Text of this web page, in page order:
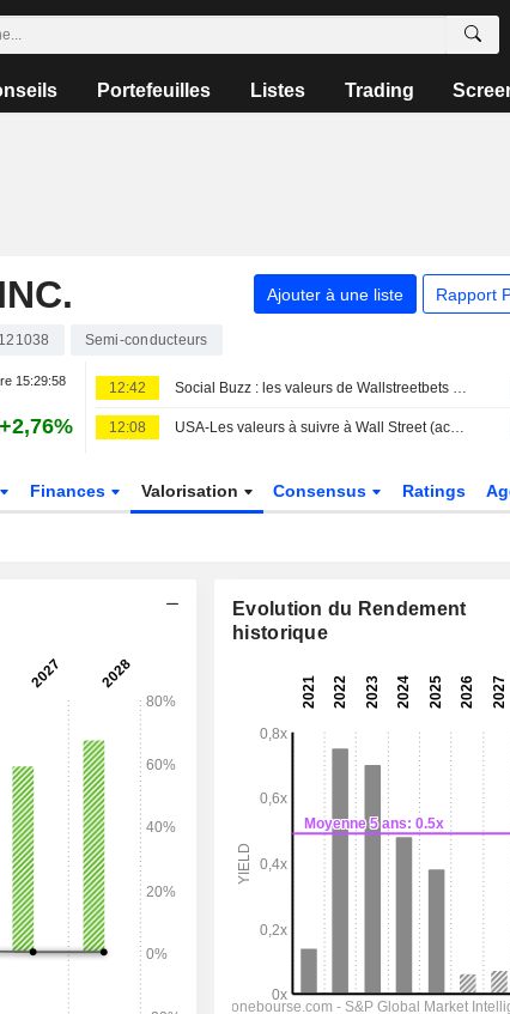
Portefeuilles Listes Trading
Ajouter à une liste Rapport
Semi-conducteurs
15:29:58
+2,76%
12:42 Social Buzz : les valeurs de Wallstreetbets majoritairement en hausse avant l'ouverture vendredi ; Hertz Global progresse, Trade Desk chute
12:08 USA-Les valeurs à suivre à Wall Street (actualisé)
Finances Valorisation Consensus Ratings
Evolution du Rendement
historique